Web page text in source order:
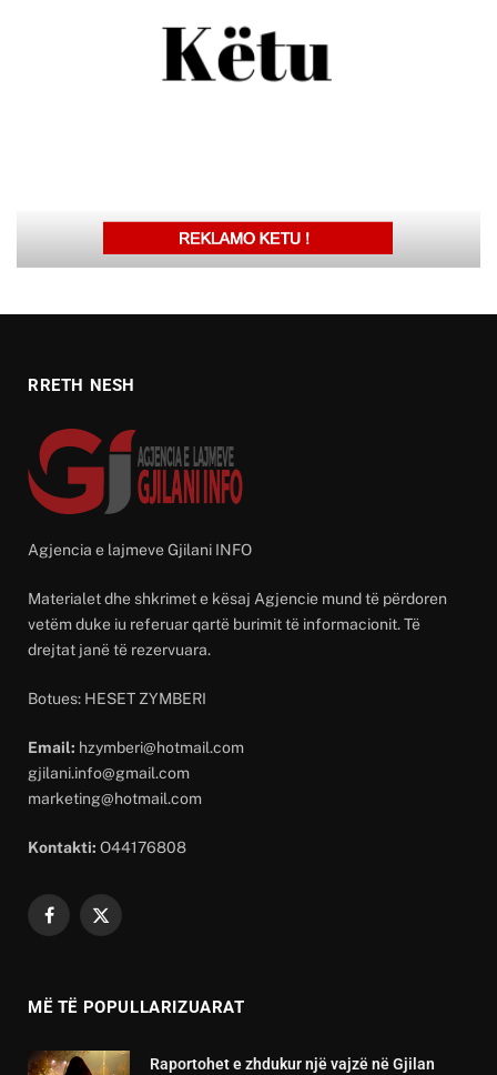
RRETH NESH
Agjencia e lajmeve Gjilani INFO
Materialet dhe shkrimet e kësaj Agjencie mund të përdoren
vetëm duke iu referuar qartë burimit të informacionit. Të
drejtat janë të rezervuara.
Botues: HESET ZYMBERI
Email: hzymberi@hotmail.com
gjilani.info@gmail.com
marketing@hotmail.com
Kontakti: O44176808
Facebook
X
MË TË POPULLARIZUARAT
Raportohet e zhdukur një vajzë në Gjilan